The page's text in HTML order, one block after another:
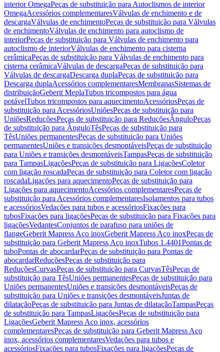
interior OmegaPeças de substituição para Autoclismos de interior
OmegaAcessórios complementaresVálvulas de enchimento e de
descargaVálvulas de enchimentoPeças de substituição para Válvulas
de enchimentoVálvulas de enchimento para autoclismo de
interiorPeças de substituição para Válvulas de enchimento para
autoclismo de interiorVálvulas de enchimento para cisterna
cerâmicaPeças de substituição para Válvulas de enchimento para
cisterna cerâmicaVálvulas de descargaPeças de substituição para
Válvulas de descargaDescarga duplaPeças de substituição para
Descarga duplaAcessórios complementaresMembranasSistemas de
distribuiçãoGeberit MeplaTubos tricompostos para água
potávelTubos tricompostos para aquecimentoAcessóriosPeças de
substituição para AcessóriosUniõesPeças de substituição para
UniõesReduçõesPeças de substituição para ReduçõesÂnguloPeças
de substituição para ÂnguloTêsPeças de substituição para
TêsUniões permanentesPeças de substituição para Uniões
permanentesUniões e transições desmontáveisPeças de substituição
para Uniões e transições desmontáveisTampasPeças de substituição
para TampasLigaçõesPeças de substituição para LigaçõesColetor
com ligação roscadaPeças de substituição para Coletor com ligação
roscadaLigações para aquecimentoPeças de substituição para
Ligações para aquecimentoAcessórios complementaresPeças de
substituição para Acessórios complementaresIsolamentos para tubos
e acessóriosVedações para tubos e acessóriosFixações para
tubosFixações para ligaçõesPeças de substituição para Fixações para
ligaçõesVedantesConjuntos de parafuso para uniões de
flangeGeberit Mapress Aço inoxGeberit Mapress Aço inoxPeças de
substituição para Geberit Mapress Aço inoxTubos 1.4401Pontas de
tuboPontas de abocardarPeças de substituição para Pontas de
abocardarReduçõesPeças de substituição para
ReduçõesCurvasPeças de substituição para CurvasTêsPeças de
substituição para TêsUniões permanentesPeças de substituição para
Uniões permanentesUniões e transições desmontáveisPeças de
substituição para Uniões e transições desmontáveisJuntas de
dilataçãoPeças de substituição para Juntas de dilataçãoTampasPeças
de substituição para TampasLigaçõesPeças de substituição para
LigaçõesGeberit Mapress Aço inox, acessórios
complementaresPeças de substituição para Geberit Mapress Aço
inox, acessórios complementaresVedações para tubos e
acessóriosFixações para tubosFixações para ligaçõesPeças de